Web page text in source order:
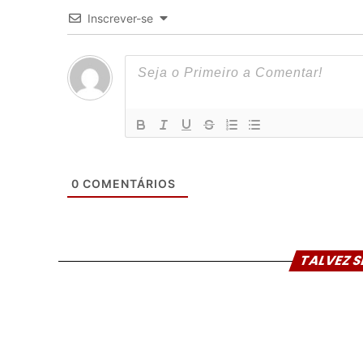
Inscrever-se
0 COMENTÁRIOS
TALVEZ